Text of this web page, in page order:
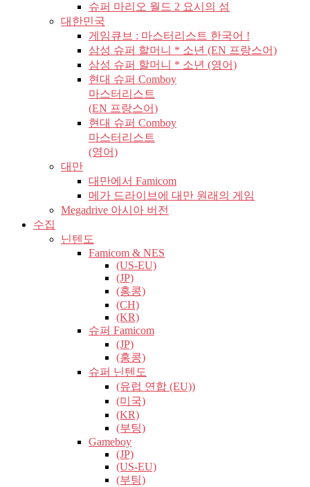
슈퍼 마리오 월드 2 요시의 섬
대한민국
게임큐브 : 마스터리스트 한국어 !
삼성 슈퍼 할머니 * 소년 (EN 프랑스어)
삼성 슈퍼 할머니 * 소년 (영어)
현대 슈퍼 Comboy
마스터리스트
(EN 프랑스어)
현대 슈퍼 Comboy
마스터리스트
(영어)
대만
대만에서 Famicom
메가 드라이브에 대만 원래의 게임
Megadrive 아시아 버전
수집
닌텐도
Famicom & NES
(US-EU)
(JP)
(홍콩)
(CH)
(KR)
슈퍼 Famicom
(JP)
(홍콩)
슈퍼 닌텐도
(유럽​​ 연합 (EU))
(미국)
(KR)
(부팅)
Gameboy
(JP)
(US-EU)
(부팅)